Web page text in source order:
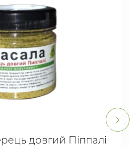
довгий Піппалі